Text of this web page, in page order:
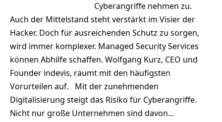
Cyberangriffe nehmen zu.
Auch der Mittelstand steht verstärkt im Visier der
Hacker. Doch für ausreichenden Schutz zu sorgen,
wird immer komplexer. Managed Security Services
können Abhilfe schaffen. Wolfgang Kurz, CEO und
Founder indevis, räumt mit den häufigsten
Vorurteilen auf. Mit der zunehmenden
Digitalisierung steigt das Risiko für Cyberangriffe.
Nicht nur große Unternehmen sind davon…